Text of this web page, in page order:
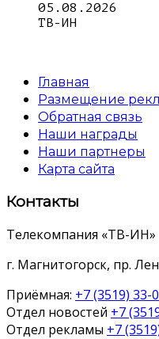
05.08.2026
ТВ-ИН
Главная
Размещение
Обратная связь
Наши награды
Наши партнеры
Карта сайта
Контакты
Телекомпания «ТВ-ИН»
г. Магнитогорск, пр.
Приёмная: +7 (3519) 33-
Отдел новостей +7
Отдел рекламы +7